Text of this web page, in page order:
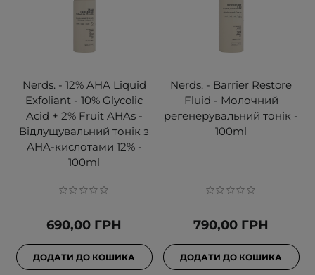
Nerds. - 12% AHA Liquid
Exfoliant - 10% Glycolic
Acid + 2% Fruit AHAs -
Відлущувальний тонік з
AHA-кислотами 12% -
100ml
690,00 ГРН
ДОДАТИ ДО КОШИКА
Nerds. - Barrier Restore
Fluid - Молочний
регенерувальний тонік -
100ml
790,00 ГРН
ДОДАТИ ДО КОШИКА